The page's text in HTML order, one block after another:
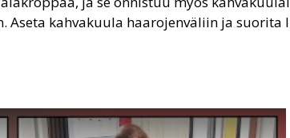
Aseta kahvakuula haarojenväliin ja